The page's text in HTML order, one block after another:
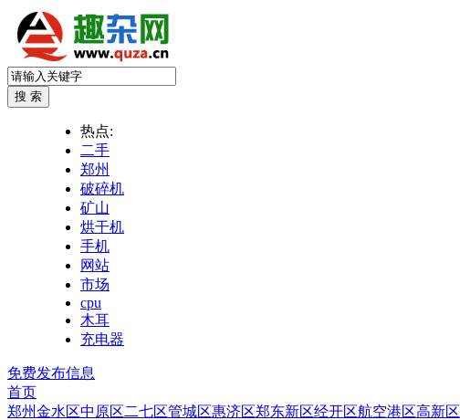
热点:
二手
郑州
破碎机
矿山
烘干机
手机
网站
市场
cpu
木耳
充电器
免费发布信息
首页
郑州金水区中原区二七区管城区惠济区郑东新区经开区航空港区高新区